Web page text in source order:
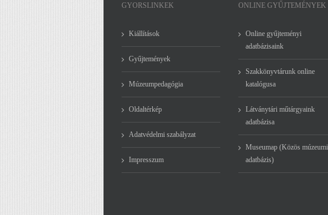
GYORSLINKEK
Kiállítások
Gyűjtemények
Múzeumpedagógia
Oldaltérkép
Adatvédelmi szabályzat
Impresszum
ONLINE GYŰJTEMÉNYEK
Online gyűjteményi
adatbázisaink
Szakkönyvtárunk online
katalógusa
Látványtári műtárgyaink
adatbázisa
Museumap (Közös múzeumi
adatbázis)